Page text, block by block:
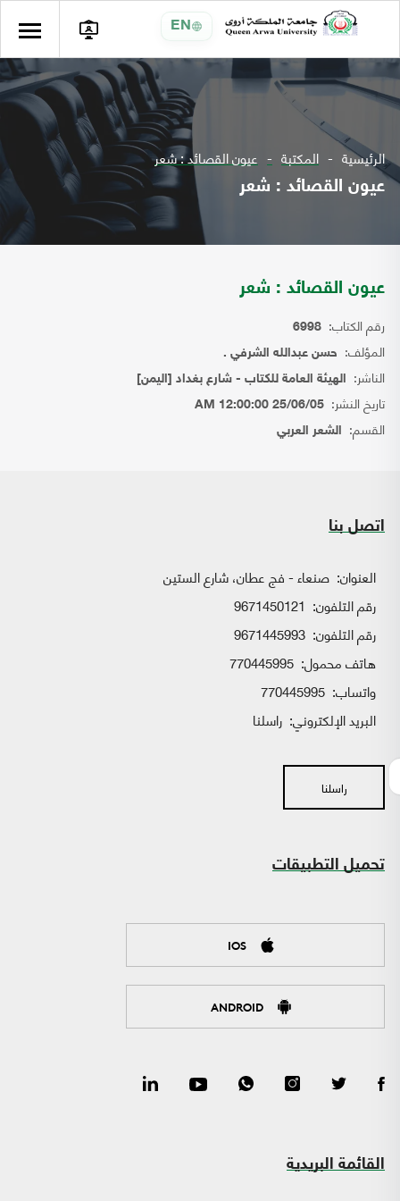
EN
الرئيسية المكتبة عيون القصائد : شعر
عيون القصائد : شعر
عيون القصائد : شعر
رقم الكتاب: 6998
المؤلف: حسن عبدالله الشرفي .
الناشر: الهيئة العامة للكتاب - شارع بغداد [اليمن]
تاريخ النشر: 25/06/05 12:00:00 AM
القسم: الشعر العربي
اتصل بنا
العنوان: صنعاء - فج عطان، شارع الستين
رقم التلفون: 9671450121
رقم التلفون: 9671445993
هاتف محمول: 770445995
واتساب:
البريد الإلكتروني: راسلنا
راسلنا
تحميل التطبيقات
IOS
ANDROID
القائمة البريدية